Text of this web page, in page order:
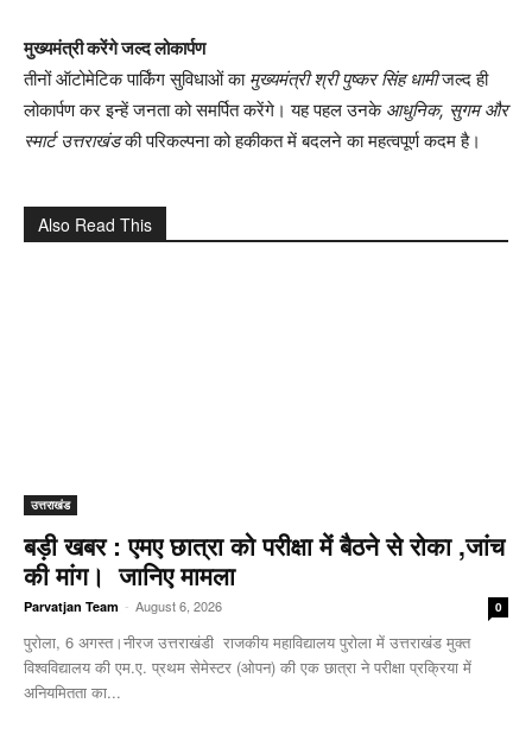
मुख्यमंत्री करेंगे जल्द लोकार्पण
तीनों ऑटोमेटिक पार्किंग सुविधाओं का मुख्यमंत्री श्री पुष्कर सिंह धामीजल्द ही
लोकार्पण कर इन्हें जनता को समर्पित करेंगे। यह पहल उनके आधुनिक, सुगम और
स्मार्ट उत्तराखंडकी परिकल्पना को हकीकत में बदलने का महत्वपूर्ण कदम है।
Also Read This
उत्तराखंड
बड़ी खबर : एमए छात्रा को परीक्षा में बैठने से रोका ,जांच
की मांग। जानिए मामला
Parvatjan Team - August 6, 2026 0
पुरोला, 6 अगस्त।नीरज उत्तराखंडी राजकीय महाविद्यालय पुरोला में उत्तराखंड मुक्त
विश्वविद्यालय की एम.ए. प्रथम सेमेस्टर (ओपन) की एक छात्रा ने परीक्षा प्रक्रिया में
अनियमितता का...